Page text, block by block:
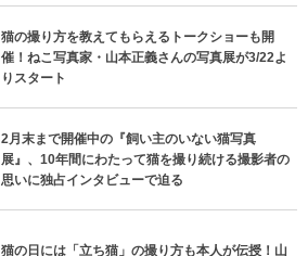
猫の撮り方を教えてもらえるトークショーも開
催！ねこ写真家・山本正義さんの写真展が3/22よ
りスタート
2月末まで開催中の『飼い主のいない猫写真
展』、10年間にわたって猫を撮り続ける撮影者の
思いに独占インタビューで迫る
猫の日には「立ち猫」の撮り方も本人が伝授！山